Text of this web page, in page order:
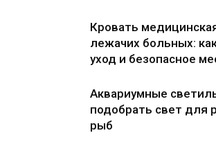
Кровать
лежачих больных:
уход и безопасное
Аквариумные
подобрать свет для
рыб